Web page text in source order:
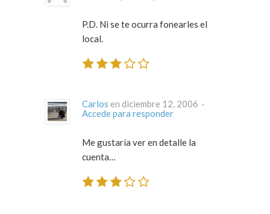
P.D. Ni se te ocurra fonearles el
local.
Carlos
en diciembre 12, 2006 ·
Accede para responder
Me gustaría ver en detalle la
cuenta…